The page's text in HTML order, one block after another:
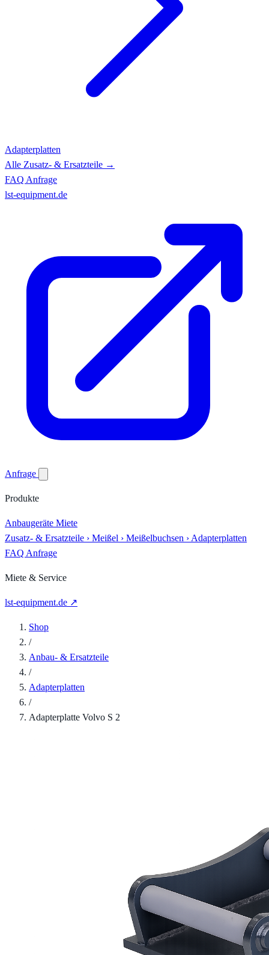
Adapterplatten
Alle Zusatz- & Ersatzteile →
FAQ Anfrage
lst-equipment.de
Anfrage
Produkte
Anbaugeräte Miete
Zusatz- & Ersatzteile › Meißel › Meißelbuchsen › Adapterplatten
FAQ Anfrage
Miete & Service
lst-equipment.de ↗
Shop
/
Anbau- & Ersatzteile
/
Adapterplatten
/
Adapterplatte Volvo S 2